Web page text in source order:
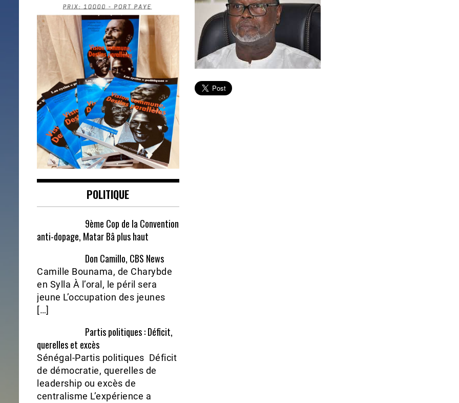
POLITIQUE
9ème Cop de la Convention
anti-dopage, Matar Bâ plus haut
Don Camillo, CBS News
Camille Bounama, de Charybde
en Sylla À l’oral, le péril sera
jeune L’occupation des jeunes
[…]
Partis politiques : Déficit,
querelles et excès
Sénégal-Partis politiques Déficit
de démocratie, querelles de
leadership ou excès de
centralisme L’expérience a